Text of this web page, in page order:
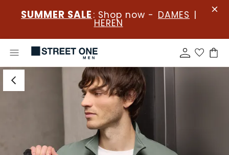
SUMMER SALE : Shop now - DAMES |
HEREN